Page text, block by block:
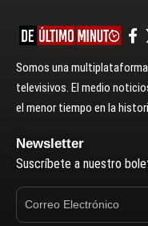
Somos una
televisivos. El medio
el menor tiempo en la
Newsletter
Suscríbete a nuestro